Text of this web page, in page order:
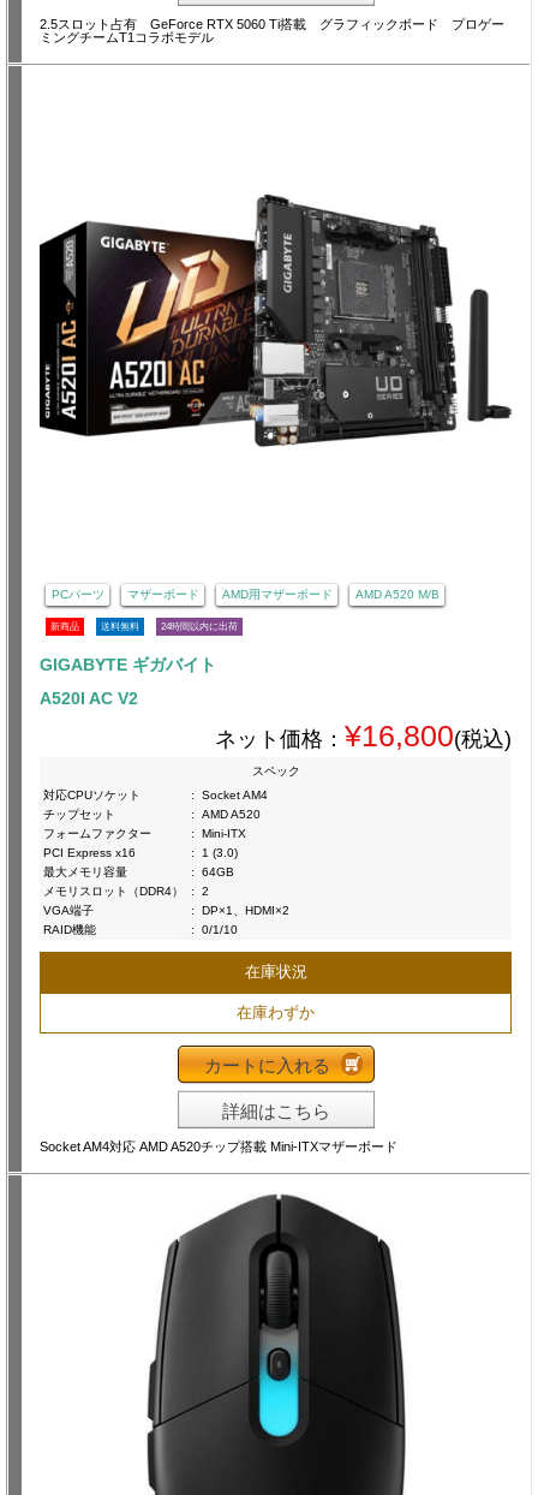
2.5スロット占有 GeForce RTX 5060 Ti搭載 グラフィックボード プロゲー
ミングチームT1コラボモデル
PCパーツ マザーボード AMD用マザーボード AMD A520 M/B
新商品 送料無料 24時間以内に出荷
GIGABYTE ギガバイト
A520I AC V2
ネット価格： ¥16,800(税込)
スペック
対応CPUソケット
:
Socket AM4
チップセット
:
AMD A520
フォームファクター
:
Mini-ITX
PCI Express x16
:
1 (3.0)
最大メモリ容量
:
64GB
メモリスロット（DDR4）
:
2
VGA端子
:
DP×1、HDMI×2
RAID機能
: 0/1/10
在庫状況
在庫わずか
カートに入れる
詳細はこちら
Socket AM4対応 AMD A520チップ搭載 Mini-ITXマザーボード